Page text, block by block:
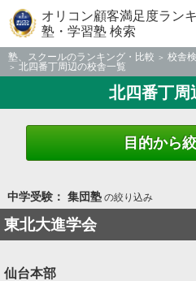
オリコン顧客満足度ラン
塾・学習塾 検索
塾、スクールのランキング・比較 校舎
北四番丁周辺の校舎一覧
北四番丁周
目的から
中学受験： 集団塾の絞り込み
東北大進学会
仙台本部